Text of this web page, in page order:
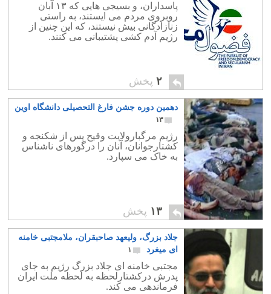
پاسداران، و بسیجی هایی که ۱۳ آبان
روبروی مردم می ایستند، به راستی
زنازادگانی بیش نیستند، که این چنین از
رژیم آدم کشی پشتیبانی می کنند.
۲ پخش
دهمین دوره جشن فارغ التحصیلی دانشگاه اوین
۱۳
رژیم مرگبارولایت وقیح پس از شکنجه و
کشتارجوانان، آنان را درگورهای ناشناس
به خاک می سپارد.
۱۳ پخش
جلاد بزرگ، ولیعهد صاحبقران، ملامجتبی خامنه
ای میغرد
۱
مجتبی خامنه ای جلاد بزرگ رژیم به جای
پدرش درکشتارلحظه به لحظه ملت ایران
فرماندهی می کند.